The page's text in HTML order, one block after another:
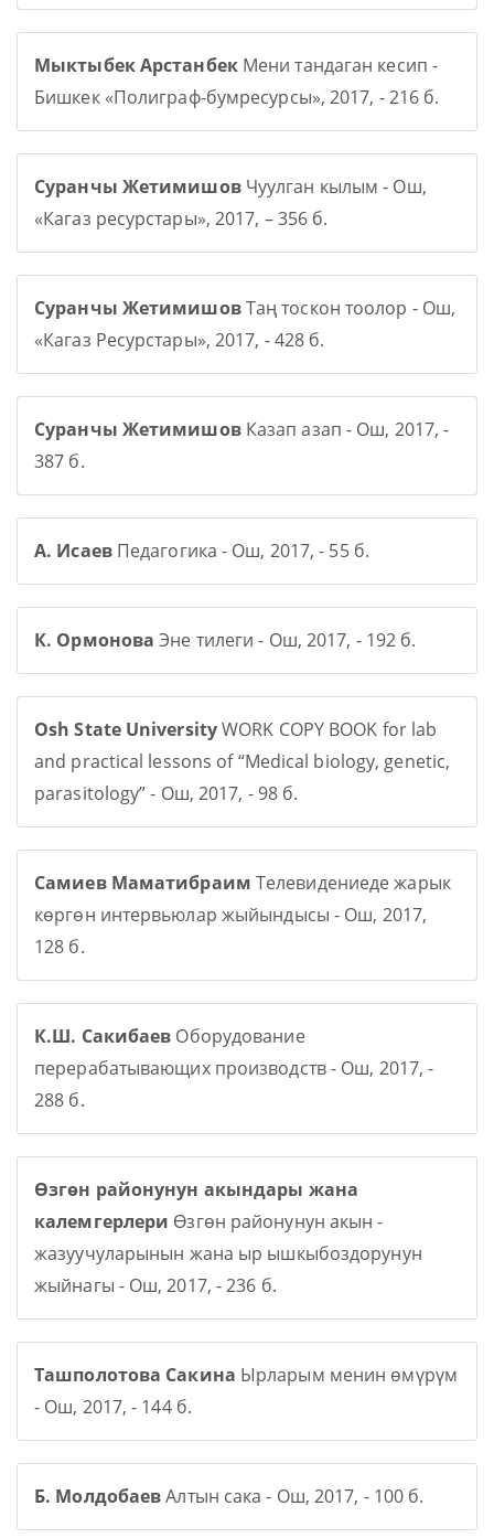
Мыктыбек АрстанбекМени тандаган кесип -
Бишкек «Полиграф-бумресурсы», 2017, - 216 б.
Суранчы ЖетимишовЧуулган кылым - Ош,
«Кагаз ресурстары», 2017, – 356 б.
Суранчы ЖетимишовТаң тоскон тоолор - Ош,
«Кагаз Ресурстары», 2017, - 428 б.
Суранчы ЖетимишовКазап азап - Ош, 2017, -
387 б.
А. ИсаевПедагогика - Ош, 2017, - 55 б.
К. Ормонова Эне тилеги - Ош, 2017, - 192 б.
Osh State UniversityWORK COPY BOOK for lab
and practical lessons of “Medical biology, genetic,
parasitology” - Ош, 2017, - 98 б.
Самиев Маматибраим Телевидениеде жарык
көргөн интервьюлар жыйындысы - Ош, 2017,
128 б.
К.Ш. Сакибаев Оборудование
перерабатывающих производств - Ош, 2017, -
288 б.
Өзгөн районунун акындары жана
калемгерлери Өзгөн районунун акын -
жазуучуларынын жана ыр ышкыбоздорунун
жыйнагы - Ош, 2017, - 236 б.
Ташполотова Сакина Ырларым менин өмүрүм
- Ош, 2017, - 144 б.
Б. МолдобаевАлтын сака - Ош, 2017, - 100 б.